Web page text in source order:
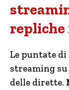
repliche
Le puntate
streaming
delle dirette.